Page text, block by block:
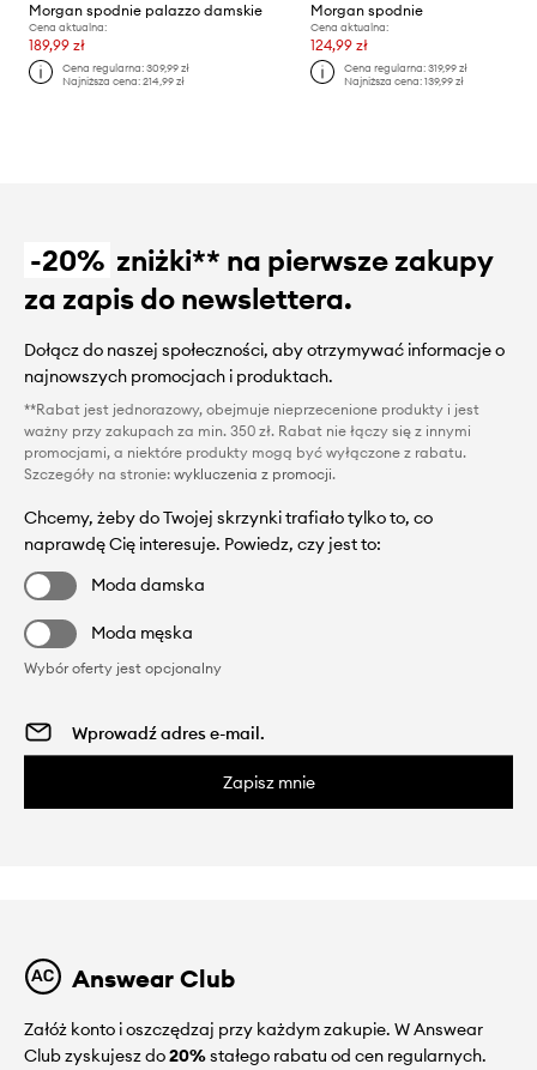
Morgan spodnie palazzo damskie
Cena aktualna:
189,99 zł
Cena regularna:309,99 zł
Najniższa cena:214,99 zł
Morgan spodnie
Cena aktualna:
124,99 zł
Cena regularna: 319,99 zł
Najniższa cena: 139,99 zł
-20% zniżki** na pierwsze zakupy
za zapis do newslettera.
Dołącz do naszej społeczności, aby otrzymywać informacje o
najnowszych promocjach i produktach.
**Rabat jest jednorazowy, obejmuje nieprzecenione produkty i jest
ważny przy zakupach za min. 350 zł. Rabat nie łączy się z innymi
promocjami, a niektóre produkty mogą być wyłączone z rabatu.
Szczegóły na stronie: wykluczenia z promocji.
Chcemy, żeby do Twojej skrzynki trafiało tylko to, co
naprawdę Cię interesuje. Powiedz, czy jest to:
Moda damska
Moda męska
Wybór oferty jest opcjonalny
Zapisz mnie
Answear Club
Załóż konto i oszczędzaj przy każdym zakupie. W Answear
Club zyskujesz do20%stałego rabatu od cen regularnych.